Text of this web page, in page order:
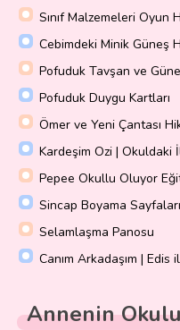
Sınıf Malzemeleri Oyun
Cebimdeki Minik Güneş
Pofuduk Tavşan ve
Pofuduk Duygu Kartları
Ömer ve Yeni Çantası
Kardeşim Ozi | Okuldaki
Pepee Okullu Oluyor
Sincap Boyama Sayfaları
Selamlaşma Panosu
Canım Arkadaşım | Edis
Annenin